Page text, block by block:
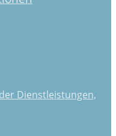
Dienstleistungen,